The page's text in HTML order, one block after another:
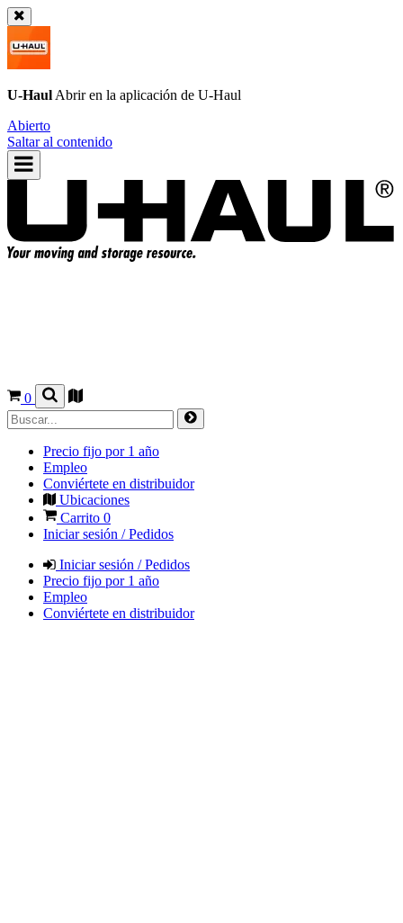
U-Haul Abrir en la aplicación de U-Haul
Abierto
Saltar al contenido
0
Precio fijo por 1 año
Empleo
Conviértete en distribuidor
Ubicaciones
Carrito 0
Iniciar sesión / Pedidos
Iniciar sesión / Pedidos
Precio fijo por 1 año
Empleo
Conviértete en distribuidor